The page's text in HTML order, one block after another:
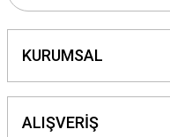
KURUMSAL
ALIŞVERİŞ